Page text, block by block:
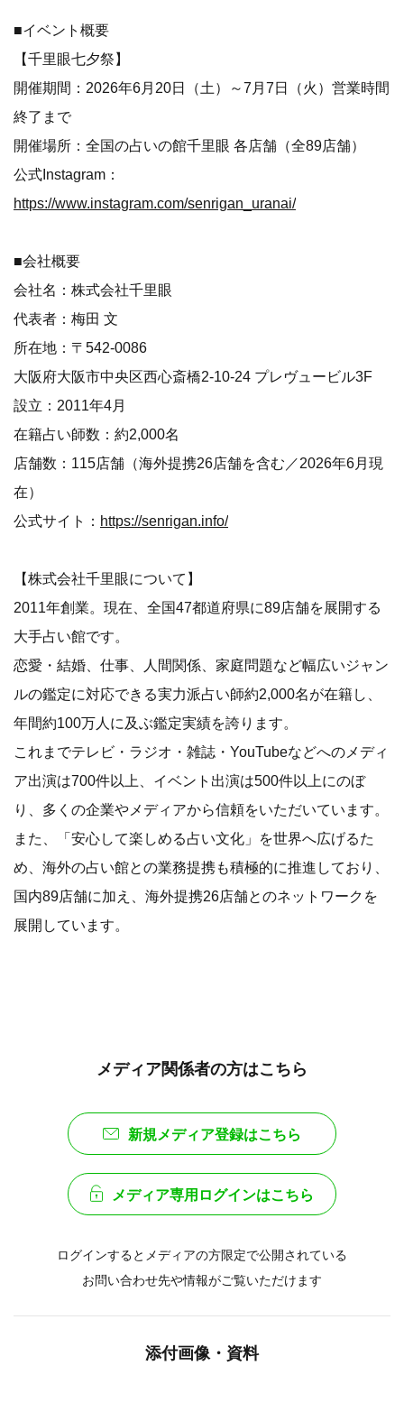
■イベント概要
【千里眼七夕祭】
開催期間：2026年6月20日（土）～7月7日（火）営業時間
終了まで
開催場所：全国の占いの館千里眼 各店舗（全89店舗）
公式Instagram：
https://www.instagram.com/senrigan_uranai/
■会社概要
会社名：株式会社千里眼
代表者：梅田 文
所在地：〒542-0086
大阪府大阪市中央区西心斎橋2-10-24 プレヴュービル3F
設立：2011年4月
在籍占い師数：約2,000名
店舗数：115店舗（海外提携26店舗を含む／2026年6月現
在）
公式サイト： https://senrigan.info/
【株式会社千里眼について】
2011年創業。現在、全国47都道府県に89店舗を展開する
大手占い館です。
恋愛・結婚、仕事、人間関係、家庭問題など幅広いジャン
ルの鑑定に対応できる実力派占い師約2,000名が在籍し、
年間約100万人に及ぶ鑑定実績を誇ります。
これまでテレビ・ラジオ・雑誌・YouTubeなどへのメディ
ア出演は700件以上、イベント出演は500件以上にのぼ
り、多くの企業やメディアから信頼をいただいています。
また、「安心して楽しめる占い文化」を世界へ広げるた
め、海外の占い館との業務提携も積極的に推進しており、
国内89店舗に加え、海外提携26店舗とのネットワークを
展開しています。
メディア関係者の方はこちら
新規メディア登録はこちら
メディア専用ログインはこちら
ログインするとメディアの方限定で公開されている
お問い合わせ先や情報がご覧いただけます
添付画像・資料